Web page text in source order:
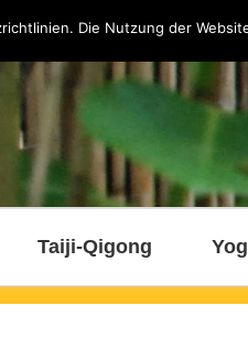
Taiji-Qigong
Die Nutzung der